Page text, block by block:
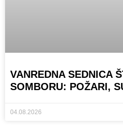
VANREDNA SEDNICA
SOMBORU: POŽARI,
04.08.2026